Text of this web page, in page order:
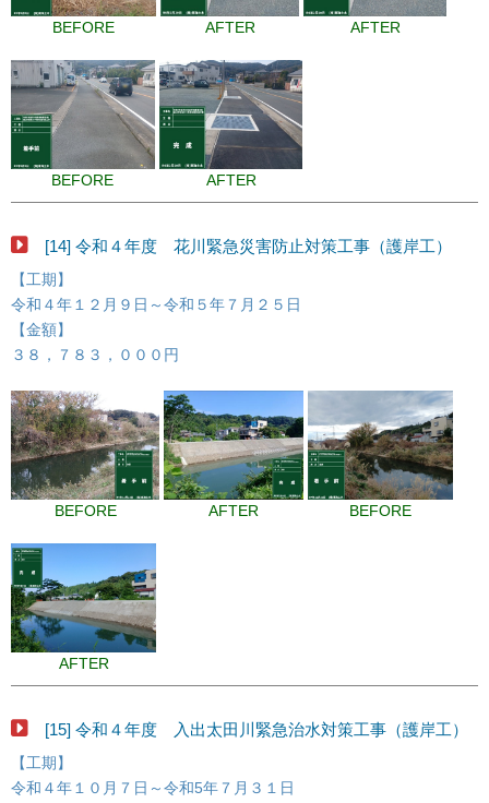
BEFORE AFTER AFTER
BEFORE AFTER
[14] 令和４年度 花川緊急災害防止対策工事（護岸工）
【工期】
令和４年１２月９日～令和５年７月２５日
【金額】
３８，７８３，０００円
BEFORE AFTER BEFORE
AFTER
[15] 令和４年度 入出太田川緊急治水対策工事（護岸工）
【工期】
令和４年１０月７日～令和5年７月３１日